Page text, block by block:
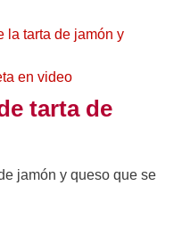
la tarta de jamón y
en video
tarta de
jamón y queso que se